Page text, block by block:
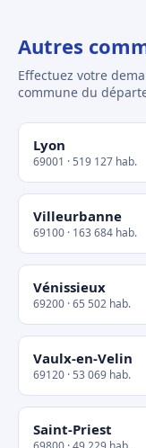
Autres
Effectuez votre
commune du
Lyon
69001 · 519 127 hab.
Villeurbanne
69100 · 163 684 hab.
Vénissieux
69200 · 65 502 hab.
Vaulx-en-Velin
69120 · 53 069 hab.
Saint-Priest